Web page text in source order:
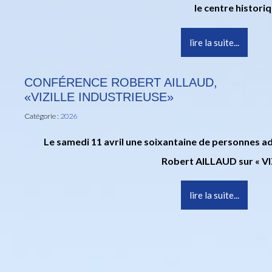
le centre
lire la suite...
CONFÉRENCE ROBERT AILLAUD,
«VIZILLE INDUSTRIEUSE»
Catégorie : 2026
Le samedi 11 avril une soixantaine de personnes
Robert AILLAUD sur «
lire la suite...